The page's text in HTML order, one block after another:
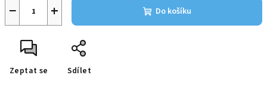
+
− Do košíku
Zeptat se Sdílet